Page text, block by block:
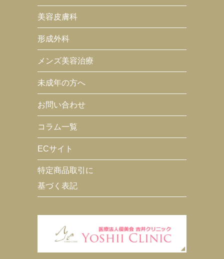
美容皮膚科
形成外科
メンズ美容治療
未成年の方へ
お問い合わせ
コラム一覧
ECサイト
特定商品取引に
基づく表記